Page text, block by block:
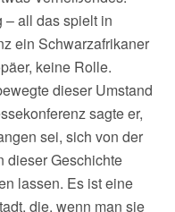
– all das spielt in
ein Schwarzafrikaner
keine Rolle.
dieser Umstand
sagte er,
sei, sich von der
dieser Geschichte
lassen. Es ist eine
die, wenn man sie